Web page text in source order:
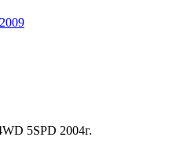
5SPD 2004г.